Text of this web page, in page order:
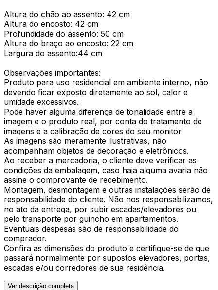
Altura do chão ao assento: 42 cm
Altura do encosto: 42 cm
Profundidade do assento: 50 cm
Altura do braço ao encosto: 22 cm
Largura do assento:44 cm
Observações importantes:
Produto para uso residencial em ambiente interno, não
devendo ficar exposto diretamente ao sol, calor e
umidade excessivos.
Pode haver alguma diferença de tonalidade entre a
imagem e o produto real, por conta do tratamento de
imagens e a calibração de cores do seu monitor.
As imagens são meramente ilustrativas, não
acompanham objetos de decoração e eletrônicos.
Ao receber a mercadoria, o cliente deve verificar as
condições da embalagem, caso haja alguma avaria não
assine o comprovante de recebimento.
Montagem, desmontagem e outras instalações serão de
responsabilidade do cliente. Não nos responsabilizamos,
no ato da entrega, por subir escadas/elevadores ou
pelo transporte por guincho em apartamentos.
Eventuais despesas são de responsabilidade do
comprador.
Confira as dimensões do produto e certifique-se de que
passará normalmente por supostos elevadores, portas,
escadas e/ou corredores de sua residência.
Ver descrição completa